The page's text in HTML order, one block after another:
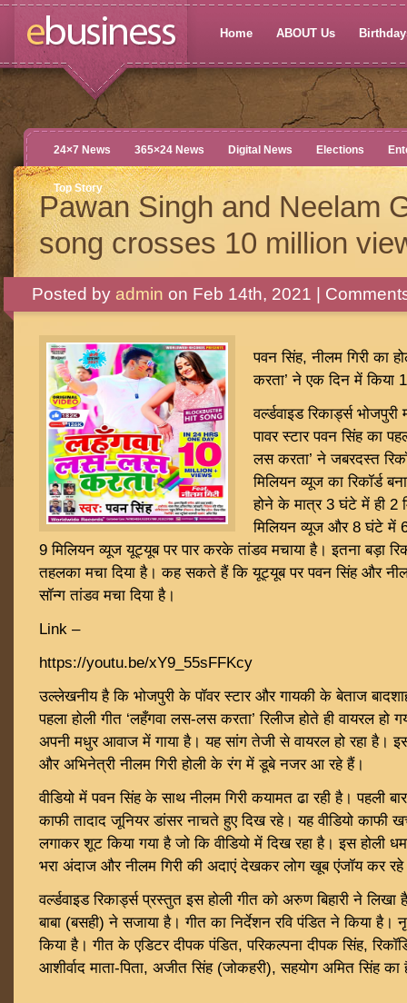
Home ABOUT Us
24×7 News 365×24 News Digital News Elections
Top Story
Pawan Singh and Neelam
song crosses 10 million
Posted by admin on Feb 14th, 2021 |
पवन सिंह, नीलम गिरी का
करता’ ने एक दिन में किया
वर्ल्डवाइड रिकार्ड्स
पावर स्टार पवन सिंह का
लस करता’ ने जबरदस्त
मिलियन व्यूज का रिकॉर्ड
होने के मात्र 3 घंटे में ही 2
मिलियन व्यूज और 8 घंटे में
9 मिलियन व्यूज यूट्यूब पर पार करके तांडव मचाया है। इतना बड़ा
तहलका मचा दिया है। कह सकते हैं कि यूट्यूब पर पवन सिंह और नीलम
सॉन्ग तांडव मचा दिया है।
Link –
https://youtu.be/xY9_55sFFKcy
उल्लेखनीय है कि भोजपुरी के पॉवर स्टार और गायकी के बेताज
पहला होली गीत ‘लहँगवा लस-लस करता’ रिलीज होते ही वायरल हो
अपनी मधुर आवाज में गाया है। यह सांग तेजी से वायरल हो रहा है।
और अभिनेत्री नीलम गिरी होली के रंग में डूबे नजर आ रहे हैं।
वीडियो में पवन सिंह के साथ नीलम गिरी कयामत ढा रही है। पहली
काफी तादाद जूनियर डांसर नाचते हुए दिख रहे। यह वीडियो
लगाकर शूट किया गया है जो कि वीडियो में दिख रहा है। इस होली
भरा अंदाज और नीलम गिरी की अदाएं देखकर लोग खूब एंजॉय कर
वर्ल्डवाइड रिकार्ड्स प्रस्तुत इस होली गीत को अरुण बिहारी ने
बाबा (बसही) ने सजाया है। गीत का निर्देशन रवि पंडित ने किया है।
किया है। गीत के एडिटर दीपक पंडित, परिकल्पना दीपक सिंह,
आशीर्वाद माता-पिता, अजीत सिंह (जोकहरी), सहयोग अमित सिंह का